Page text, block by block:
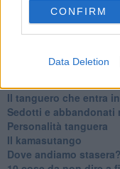
CONFIRM
Data Deletion
Basta cliccareQUI
Ti potrebbe
Articoli dal Blog
Il tanguero che entra
Sedotti e abbandonati
Personalità tanguera
Il kamasutango
Dove andiamo stasera?